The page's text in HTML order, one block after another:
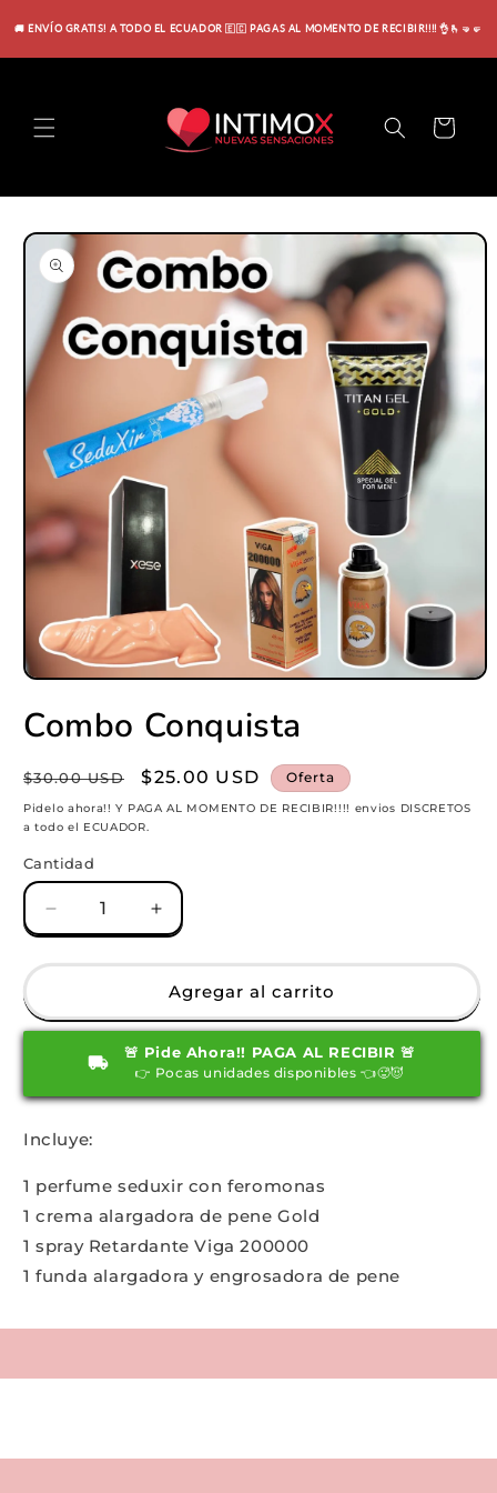
🚚 ENVÍO GRATIS! A TODO EL ECUADOR 🇪🇨 PAGAS AL MOMENTO DE RECIBIR!!!! 👌🫰🤜🤛
directamente
Carrito
directamente
información
del producto
Abrir
multimedia
1
una
ventana
modal
Combo Conquista
Precio
habitual
$30.00 USD
Precio
de
oferta
$25.00 USD Oferta
Pidelo ahora!! Y PAGA AL MOMENTO DE RECIBIR!!!! envios DISCRETOS
a todo el ECUADOR.
Cantidad
Reducir
cantidad
para
Conquista
Aumentar
cantidad
para
Combo
Conquista
Agregar al carrito
🚨 Pide Ahora!! PAGA AL RECIBIR 🚨
👉 Pocas unidades disponibles 👈🥵😈
Incluye:
1 perfume seduxir con feromonas
1 crema alargadora de pene Gold
1 spray Retardante Viga 200000
1 funda alargadora y engrosadora de pene